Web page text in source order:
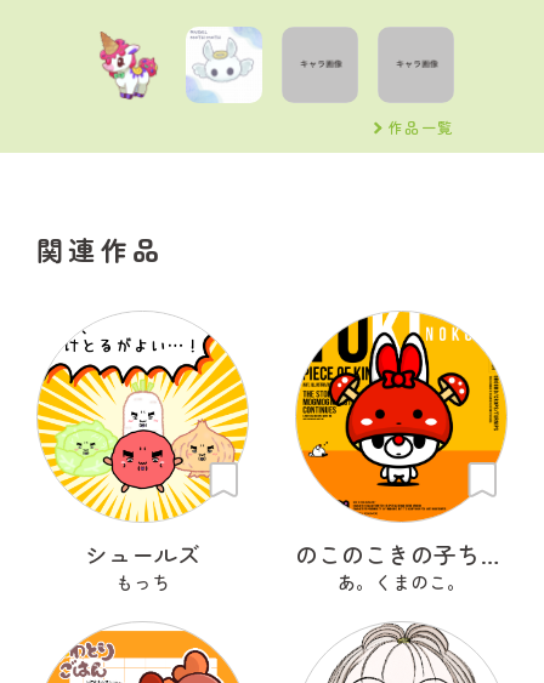
作品一覧
関連作品
シュールズ
もっち
のこのこきの子ちゃん
あ。くまのこ。